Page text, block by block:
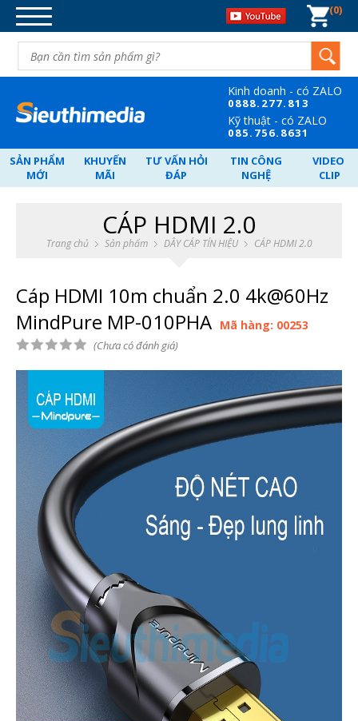
DANH MỤC SẢN PHẨM
DÂY CÁP TÍN HIỆU
BỘ CHIA TÍN HIỆU
CHUYỂN ĐỐI TÍN HIỆU
MẠNG-WIFI-MÁY TÍNH-ĐIỆN
NGUỒN POE - SWITCH - VẬT TƯ.
NGHE NHÌN-GIẢI TRÍ.
QUÀ TẶNG DOANH NGHIỆP
0
Kinh doanh - có ZALO
0888.277.813
Kỹ thuật - có ZALO
085.756.8631
SẢN PHẨM
MỚI
KHUYẾN
MÃI
TƯ VẤN HỎI
ĐÁP
TIN CÔNG
NGHỆ
VIDEO
CLIP
CÁP HDMI 2.0
Trang chủ Sản phẩm DÂY CÁP TÍN HIỆU CÁP HDMI 2.0
Cáp HDMI 10m chuẩn 2.0 4k@60Hz
MindPure MP-010PHA Mã hàng: 00253
(Chưa có đánh giá)